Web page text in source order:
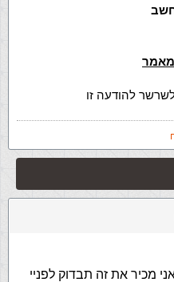
להודעה זו
מכיר את זה תבדוק לפניי